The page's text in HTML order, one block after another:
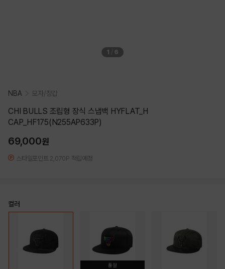
1 / 6
NBA 모자/장갑
CHI BULLS 조립형 장식 스냅백 HYFLAT_H
CAP_HF175(N255AP633P)
69,000원
스타일포인트 2,070P 적립예정
컬러
품절